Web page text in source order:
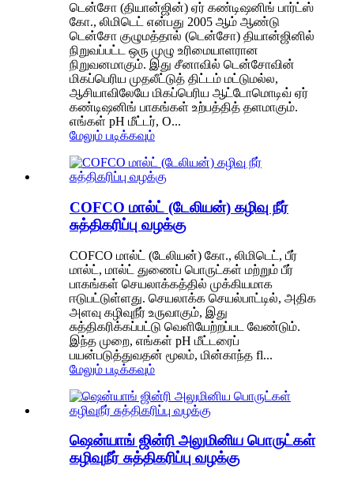
டென்சோ (தியான்ஜின்) ஏர் கண்டிஷனிங் பார்ட்ஸ்
கோ., லிமிடெட் என்பது 2005 ஆம் ஆண்டு
டென்சோ குழுமத்தால் (டென்சோ) தியான்ஜினில்
நிறுவப்பட்ட ஒரு முழு உரிமையாளரான
நிறுவனமாகும். இது சீனாவில் டென்சோவின்
மிகப்பெரிய முதலீட்டுத் திட்டம் மட்டுமல்ல,
ஆசியாவிலேயே மிகப்பெரிய ஆட்டோமொடிவ் ஏர்
கண்டிஷனிங் பாகங்கள் உற்பத்தித் தளமாகும்.
எங்கள் pH மீட்டர், O...
மேலும் படிக்கவும்
COFCO மால்ட் (டேலியன்) கழிவு நீர்
சுத்திகரிப்பு வழக்கு
COFCO மால்ட் (டேலியன்) கோ., லிமிடெட், பீர்
மால்ட், மால்ட் துணைப் பொருட்கள் மற்றும் பீர்
பாகங்கள் செயலாக்கத்தில் முக்கியமாக
ஈடுபட்டுள்ளது. செயலாக்க செயல்பாட்டில், அதிக
அளவு கழிவுநீர் உருவாகும், இது
சுத்திகரிக்கப்பட்டு வெளியேற்றப்பட வேண்டும்.
இந்த முறை, எங்கள் pH மீட்டரைப்
பயன்படுத்துவதன் மூலம், மின்காந்த fl...
மேலும் படிக்கவும்
ஷென்யாங் ஜின்ரி அலுமினிய பொருட்கள்
கழிவுநீர் சுத்திகரிப்பு வழக்கு